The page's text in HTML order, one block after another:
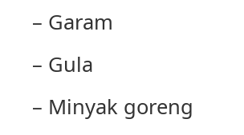
– Garam
– Gula
– Minyak goreng